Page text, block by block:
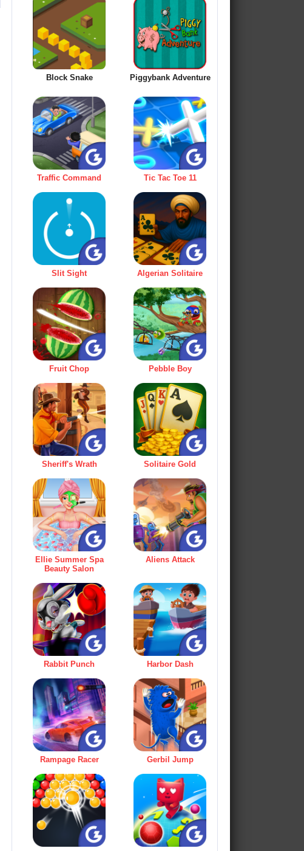
Block Snake Piggybank Adventure
Traffic Command Tic Tac Toe 11
Slit Sight Algerian Solitaire
Fruit Chop Pebble Boy
Sheriff's Wrath Solitaire Gold
Ellie Summer Spa
Beauty Salon
Aliens Attack
Rabbit Punch Harbor Dash
Rampage Racer Gerbil Jump